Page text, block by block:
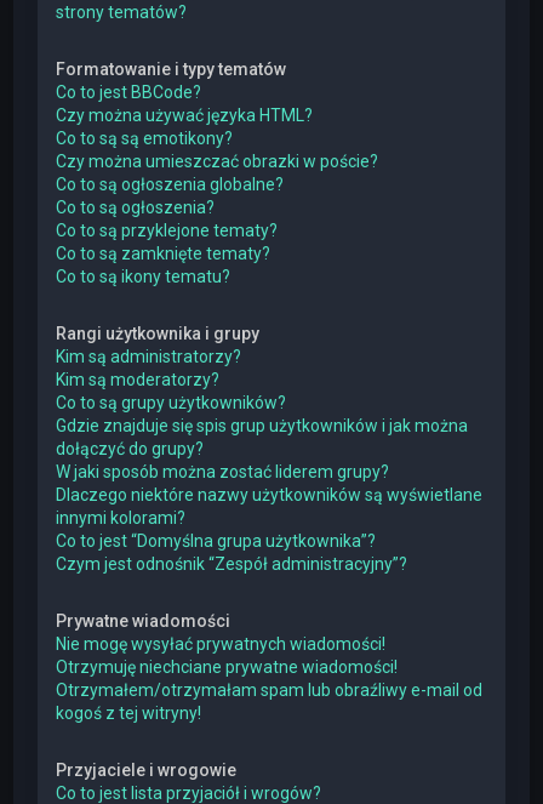
strony tematów?
Formatowanie i typy tematów
Co to jest BBCode?
Czy można używać języka HTML?
Co to są są emotikony?
Czy można umieszczać obrazki w poście?
Co to są ogłoszenia globalne?
Co to są ogłoszenia?
Co to są przyklejone tematy?
Co to są zamknięte tematy?
Co to są ikony tematu?
Rangi użytkownika i grupy
Kim są administratorzy?
Kim są moderatorzy?
Co to są grupy użytkowników?
Gdzie znajduje się spis grup użytkowników i jak można
dołączyć do grupy?
W jaki sposób można zostać liderem grupy?
Dlaczego niektóre nazwy użytkowników są wyświetlane
innymi kolorami?
Co to jest “Domyślna grupa użytkownika”?
Czym jest odnośnik “Zespół administracyjny”?
Prywatne wiadomości
Nie mogę wysyłać prywatnych wiadomości!
Otrzymuję niechciane prywatne wiadomości!
Otrzymałem/otrzymałam spam lub obraźliwy e-mail od
kogoś z tej witryny!
Przyjaciele i wrogowie
Co to jest lista przyjaciół i wrogów?